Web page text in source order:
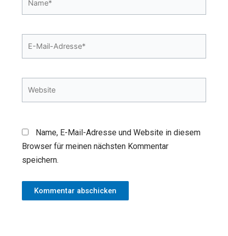
Name, E-Mail-Adresse und Website in diesem
Browser für meinen nächsten Kommentar
speichern.